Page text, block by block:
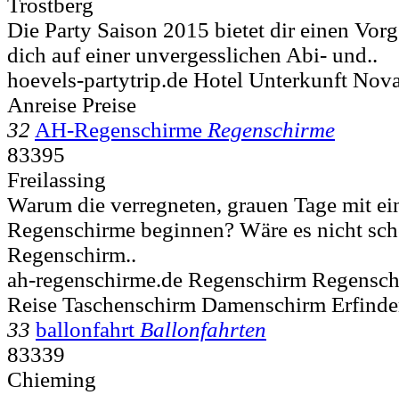
Die Party Saison 2015 bietet dir einen
dich auf einer unvergesslichen Abi- und..
hoevels-partytrip.de Hotel Unterkunft
Anreise Preise
32 AH-Regenschirme Regenschirme
83395
Freilassing
Warum die verregneten, grauen Tage mit
Regenschirme beginnen? Wäre es nicht
Regenschirm..
ah-regenschirme.de Regenschirm
Reise Taschenschirm Damenschirm
33 ballonfahrt Ballonfahrten
83339
Chieming